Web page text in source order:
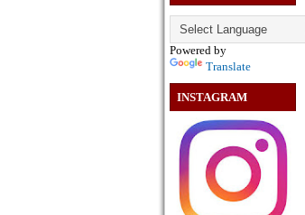
Powered by
Translate
INSTAGRAM